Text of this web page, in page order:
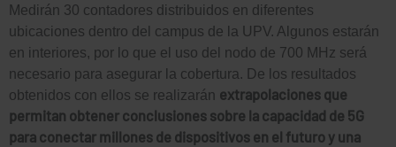
Medirán 30 contadores distribuidos en diferentes
ubicaciones dentro del campus de la UPV. Algunos estarán
en interiores, por lo que el uso del nodo de 700 MHz será
necesario para asegurar la cobertura. De los resultados
obtenidos con ellos se realizarán extrapolaciones que
permitan obtener conclusiones sobre la capacidad de 5G
para conectar millones de dispositivos en el futuro y una